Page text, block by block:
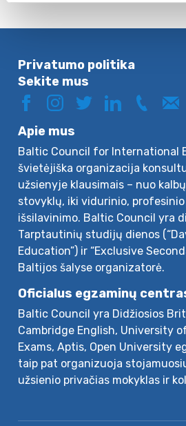
Privatumo politika
Sekite mus
Apie mus
Baltic Council for International
švietėjiška organizacija
užsienyje klausimais – nuo
stovyklų, iki vidurinio,
išsilavinimo. Baltic Council yra
Tarptautinių studijų dienos
Education”) ir “Exclusive
Baltijos šalyse organizatorė.
Oficialus egzaminų
Baltic Council yra Didžiosios
Cambridge English, University
Exams, Aptis, Open University
taip pat organizuoja
užsienio privačias mokyklas ir